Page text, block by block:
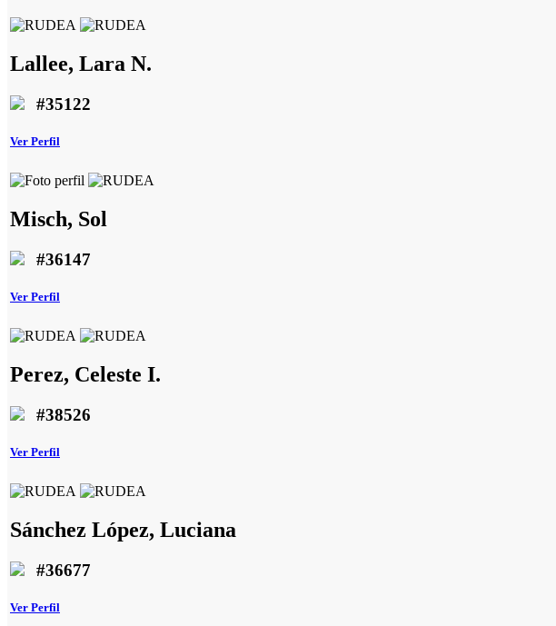
Lallee, Lara N.
#35122
Ver Perfil
Misch, Sol
#36147
Ver Perfil
Perez, Celeste I.
#38526
Ver Perfil
Sánchez López, Luciana
#36677
Ver Perfil